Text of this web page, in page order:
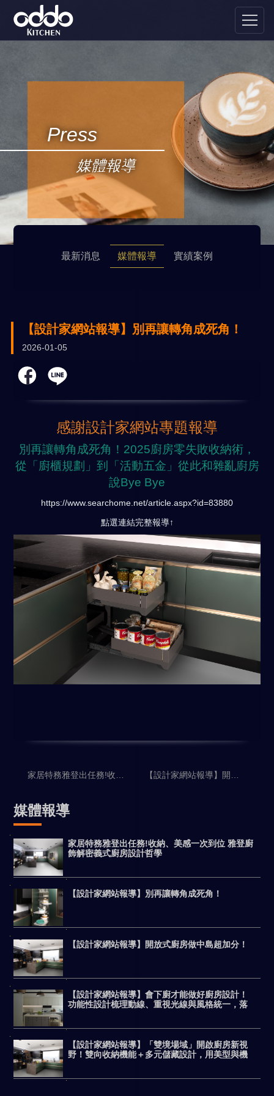
Press
媒體報導
最新消息 媒體報導 實績案例
【設計家網站報導】別再讓轉角成死角！
2026-01-05
感謝設計家網站專題報導
別再讓轉角成死角！2025廚房零失敗收納術，
從「廚櫃規劃」到「活動五金」從此和雜亂廚房
說Bye Bye
https://www.searchome.net/article.aspx?id=83880
點選連結完整報導↑
媒體報導
家居特務雅登出任務!收納、美感一次到位 雅登廚
飾解密義式廚房設計哲學
【設計家網站報導】別再讓轉角成死角！
【設計家網站報導】開放式廚房做中島超加分！
【設計家網站報導】會下廚才能做好廚房設計！
功能性設計梳理動線、重視光線與風格統一，落
【設計家網站報導】「雙境場域」開啟廚房新視
野！雙向收納機能＋多元儲藏設計，用美型與機